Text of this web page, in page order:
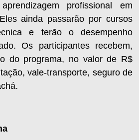
profissional em
ainda passarão por cursos
e terão o desempenho
Os participantes recebem,
do programa, no valor de R$
vale-transporte, seguro de